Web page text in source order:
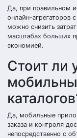
Да, при правильном
онлайн-агрегаторов
можно снизить
масштабах больших
экономией.
Стоит ли
Да, мобильные
заказа и контроля
непосредственно с